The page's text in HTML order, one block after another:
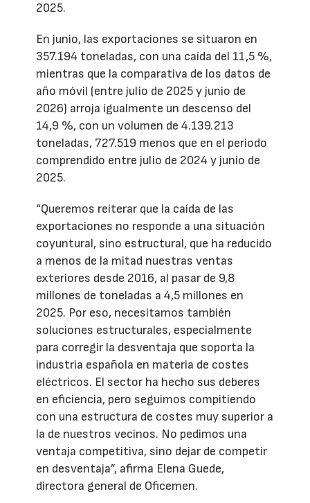
2025.
En junio, las exportaciones se situaron en
357.194 toneladas, con una caída del 11,5 %,
mientras que la comparativa de los datos de
año móvil (entre julio de 2025 y junio de
2026) arroja igualmente un descenso del
14,9 %, con un volumen de 4.139.213
toneladas, 727.519 menos que en el periodo
comprendido entre julio de 2024 y junio de
2025.
“Queremos reiterar que la caída de las
exportaciones no responde a una situación
coyuntural, sino estructural, que ha reducido
a menos de la mitad nuestras ventas
exteriores desde 2016, al pasar de 9,8
millones de toneladas a 4,5 millones en
2025. Por eso, necesitamos también
soluciones estructurales, especialmente
para corregir la desventaja que soporta la
industria española en materia de costes
eléctricos. El sector ha hecho sus deberes
en eficiencia, pero seguimos compitiendo
con una estructura de costes muy superior a
la de nuestros vecinos. No pedimos una
ventaja competitiva, sino dejar de competir
en desventaja”, afirma Elena Guede,
directora general de Oficemen.